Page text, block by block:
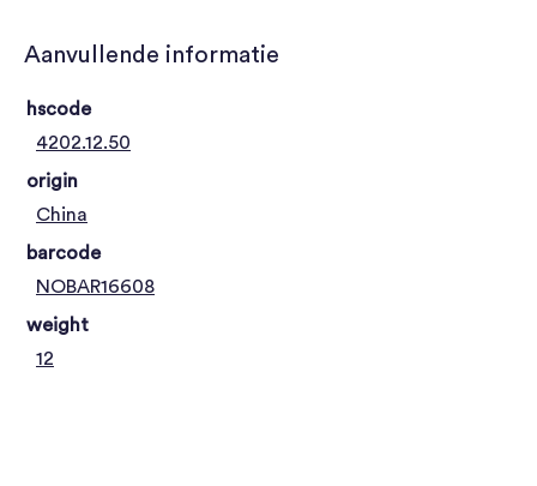
Aanvullende informatie
hscode
4202.12.50
origin
China
barcode
NOBAR16608
weight
12